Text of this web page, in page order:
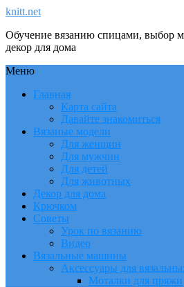
knitt.net
Обучение вязанию спицами, выбор
декор для дома
Меню
Главная
Карта сайта
Давайте знакомиться
Вязаные модели
Для женщин
Для мужчин
Для детей
Для животных
Декор для дома
Крючком
Советы
Урок по вязанию
Видео
Вязальные машины
Аксессуары для
Моталки для пряжи